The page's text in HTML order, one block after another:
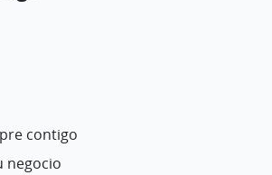
contigo
negocio